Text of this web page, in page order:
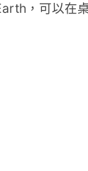
，可以在